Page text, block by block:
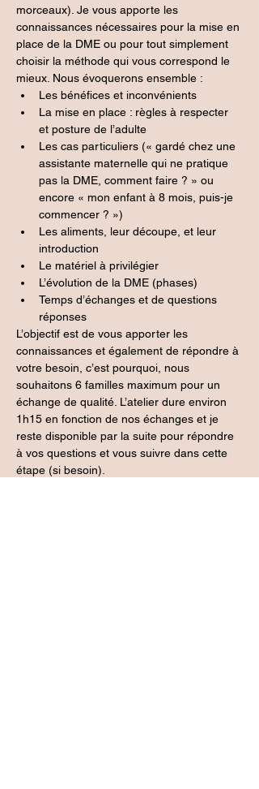
morceaux). Je vous apporte les
connaissances nécessaires pour la mise en
place de la DME ou pour tout simplement
choisir la méthode qui vous correspond le
mieux. Nous évoquerons ensemble :
Les bénéfices et inconvénients
La mise en place : règles à respecter
et posture de l’adulte
Les cas particuliers (« gardé chez une
assistante maternelle qui ne pratique
pas la DME, comment faire ? » ou
encore « mon enfant à 8 mois, puis-je
commencer ? »)
Les aliments, leur découpe, et leur
introduction
Le matériel à privilégier
L’évolution de la DME (phases)
Temps d’échanges et de questions
réponses
L’objectif est de vous apporter les
connaissances et également de répondre à
votre besoin, c’est pourquoi, nous
souhaitons 6 familles maximum pour un
échange de qualité. L’atelier dure environ
1h15 en fonction de nos échanges et je
reste disponible par la suite pour répondre
à vos questions et vous suivre dans cette
étape (si besoin).